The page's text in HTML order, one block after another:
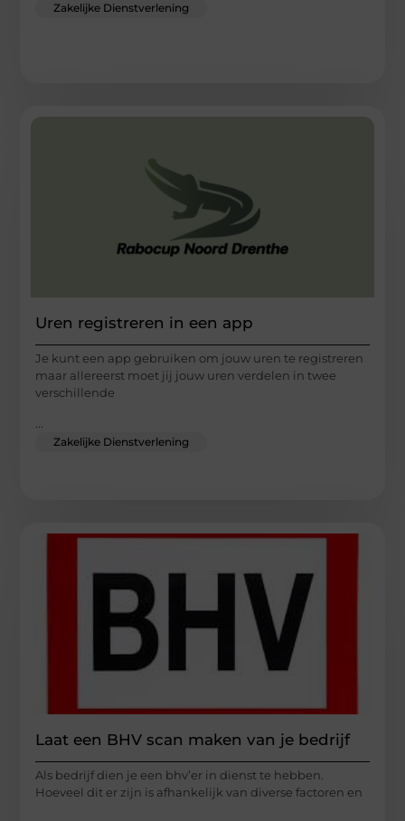
Zakelijke Dienstverlening
Uren registreren in een app
Je kunt een app gebruiken om jouw uren te registreren
maar allereerst moet jij jouw uren verdelen in twee
verschillende
Zakelijke Dienstverlening
Laat een BHV scan maken van je bedrijf
Als bedrijf dien je een bhv’er in dienst te hebben.
Hoeveel dit er zijn is afhankelijk van diverse factoren en